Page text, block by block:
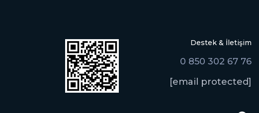
Destek & İletişim
0 850 302 67 76
[email protected]